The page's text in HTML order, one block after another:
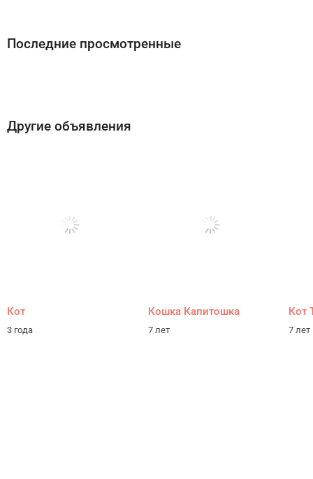
Последние просмотренные
Другие объявления
Кот
3 года
Кошка Капитошка
7 лет
Кот
7 лет